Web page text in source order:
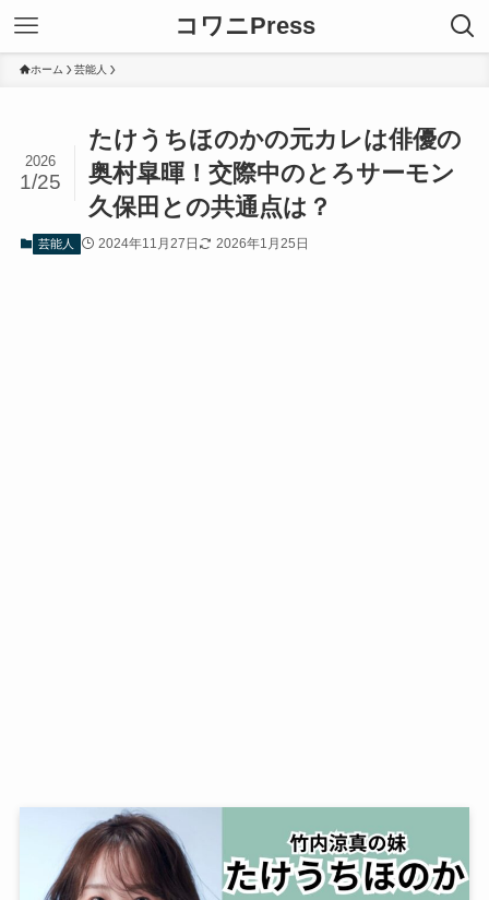
コワニPress
ホーム 芸能人
たけうちほのかの元カレは俳優の
奥村皐暉！交際中のとろサーモン
久保田との共通点は？
2026
1/25
芸能人 2024年11月27日 2026年1月25日